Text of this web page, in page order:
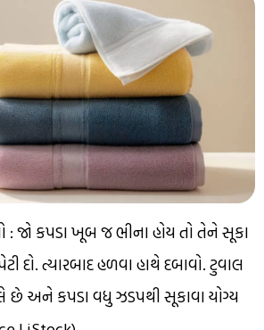
: જો કપડા ખૂબ જ ભીના હોય તો તેને સૂકા
દો. ત્યારબાદ હળવા હાથે દબાવો. ટુવાલ
છે અને કપડા વધુ ઝડપથી સૂકાવા યોગ્ય